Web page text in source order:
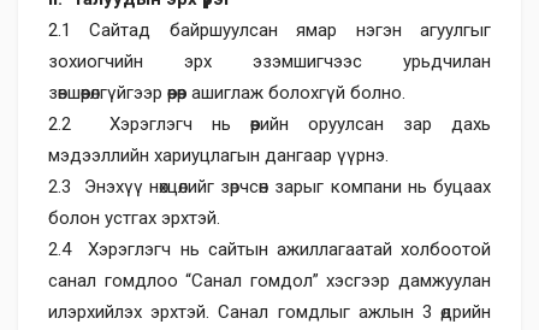
2.1 Сайтад байршуулсан ямар нэгэн агуулгыг
зохиогчийн эрх эзэмшигчээс урьдчилан
зөвшөөрөлгүйгээр өөрөөр ашиглаж болохгүй болно.
2.2 Хэрэглэгч нь өөрийн оруулсан зар дахь
мэдээллийн хариуцлагын дангаар үүрнэ.
2.3 Энэхүү нөхцөлийг зөрчсөн зарыг компани нь буцаах
болон устгах эрхтэй.
2.4 Хэрэглэгч нь сайтын ажиллагаатай холбоотой
санал гомдлоо “Санал гомдол” хэсгээр дамжуулан
илэрхийлэх эрхтэй. Санал гомдлыг ажлын 3 өдрийн